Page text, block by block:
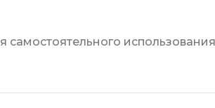
самостоятельного